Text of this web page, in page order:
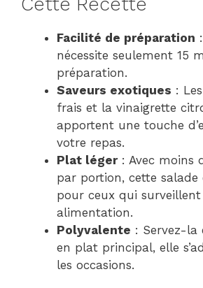
Facilité de préparation
nécessite seulement 15
préparation.
Saveurs exotiques :
frais et la vinaigrette
apportent une touche
votre repas.
Plat léger: Avec moins
par portion, cette salade
pour ceux qui
alimentation.
Polyvalente : Servez-la
en plat principal, elle
les occasions.